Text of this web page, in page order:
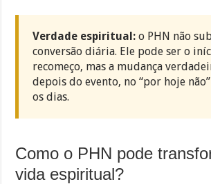
Verdade espiritual: o PHN não
conversão diária. Ele pode ser o
recomeço, mas a mudança
depois do evento, no “por hoje
os dias.
Como o PHN pode
vida espiritual?